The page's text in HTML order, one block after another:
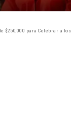
$250,000 para Celebrar a los